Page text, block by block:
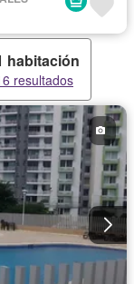
habitación
resultados